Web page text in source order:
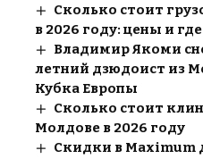
Сколько стоит
в 2026 году: цены и
Владимир Якоми
летний дзюдоист из
Кубка Европы
Сколько стоит
Молдове в 2026 году
Скидки в Maximum